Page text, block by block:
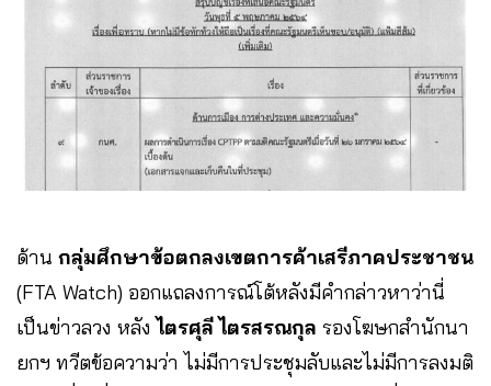
ด้าน กลุ่มศึกษาข้อตกลงเขตการค้าเสรีภาคประชาชน
(FTA Watch) ออกแถลงการณ์โต้หลังมีคำกล่าวหาว่านี่
เป็นข่าวลวง หลังไตรศุลี ไตรสรณกุล รองโฆษกสำนักนา
ยกฯ ทวีตข้อความว่า ไม่มีการประชุมลับและไม่มีการลงมติ